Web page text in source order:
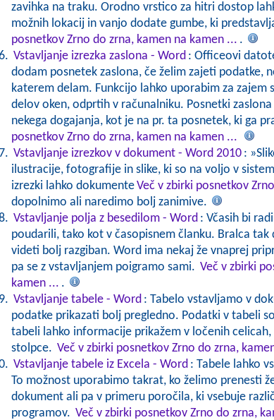
zavihka na traku. Orodno vrstico za hitri dostop
možnih lokacij in vanjo dodate gumbe, ki
posnetkov Zrno do zrna, kamen na kamen ... .
Vstavljanje izrezka zaslona - Word : Officeovi
dodam posnetek zaslona, če želim zajeti podatke,
katerem delam. Funkcijo lahko uporabim za zajem
delov oken, odprtih v računalniku. Posnetki
nekega dogajanja, kot je na pr. ta posnetek, ki ga
posnetkov Zrno do zrna, kamen na kamen ...
Vstavljanje izrezkov v dokument - Word 2010 :
ilustracije, fotografije in slike, ki so na voljo v
izrezki lahko dokumenteVeč v zbirki posnetkov
dopolnimo ali naredimo bolj zanimive.
Vstavljanje polja z besedilom - Word : Včasih bi
poudarili, tako kot v časopisnem članku. Bralca
videti bolj razgiban. Word ima nekaj že vnaprej
pa se z vstavljanjem poigramo sami. Več v zbirki
kamen ... .
Vstavljanje tabele - Word : Tabelo vstavljamo v
podatke prikazati bolj pregledno. Podatki v tabeli
tabeli lahko informacije prikažem v ločenih
stolpce. Več v zbirki posnetkov Zrno do zrna,
Vstavljanje tabele iz Excela - Word : Tabele lahko
To možnost uporabimo takrat, ko želimo prenesti
dokument ali pa v primeru poročila, ki vsebuje
programov. Več v zbirki posnetkov Zrno do zrna,